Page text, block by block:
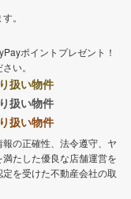
。
ポイントプレゼント！
い。
扱い物件
扱い物件
扱い物件
の正確性、法令遵守、ヤ
たした優良な店舗運営を
を受けた不動産会社の取